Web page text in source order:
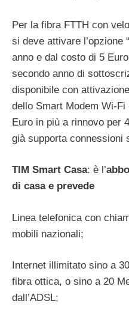
Per la fibra FTTH con
si deve attivare l’opzione
anno e dal costo di 5
secondo anno di
disponibile con
dello Smart Modem Wi-
Euro in più a rinnovo per
già supporta connessioni
TIM Smart Casa: è l’
di casa e prevede
Linea telefonica con
mobili nazionali;
Internet illimitato sino a
fibra ottica, o sino a 20
dall’ADSL;